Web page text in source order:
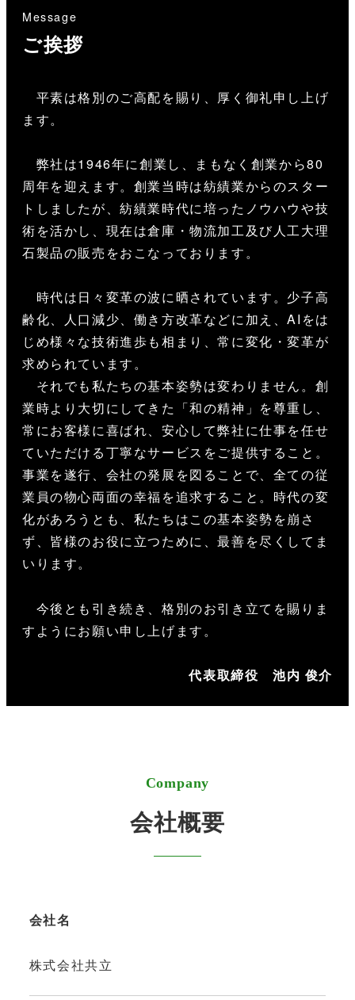
ご挨拶
Message
平素は格別のご高配を賜り、厚く御礼申し上げ
ます。
弊社は1946年に創業し、まもなく創業から80
周年を迎えます。創業当時は紡績業からのスター
トしましたが、紡績業時代に培ったノウハウや技
術を活かし、現在は倉庫・物流加工及び人工大理
石製品の販売をおこなっております。
時代は日々変革の波に晒されています。少子高
齢化、人口減少、働き方改革などに加え、AIをは
じめ様々な技術進歩も相まり、常に変化・変革が
求められています。
それでも私たちの基本姿勢は変わりません。創
業時より大切にしてきた「和の精神」を尊重し、
常にお客様に喜ばれ、安心して弊社に仕事を任せ
ていただける丁寧なサービスをご提供すること。
事業を遂行、会社の発展を図ることで、全ての従
業員の物心両面の幸福を追求すること。時代の変
化があろうとも、私たちはこの基本姿勢を崩さ
ず、皆様のお役に立つために、最善を尽くしてま
いります。
今後とも引き続き、格別のお引き立てを賜りま
すようにお願い申し上げます。
代表取締役 池内 俊介
Company
会社概要
会社名
株式会社共立